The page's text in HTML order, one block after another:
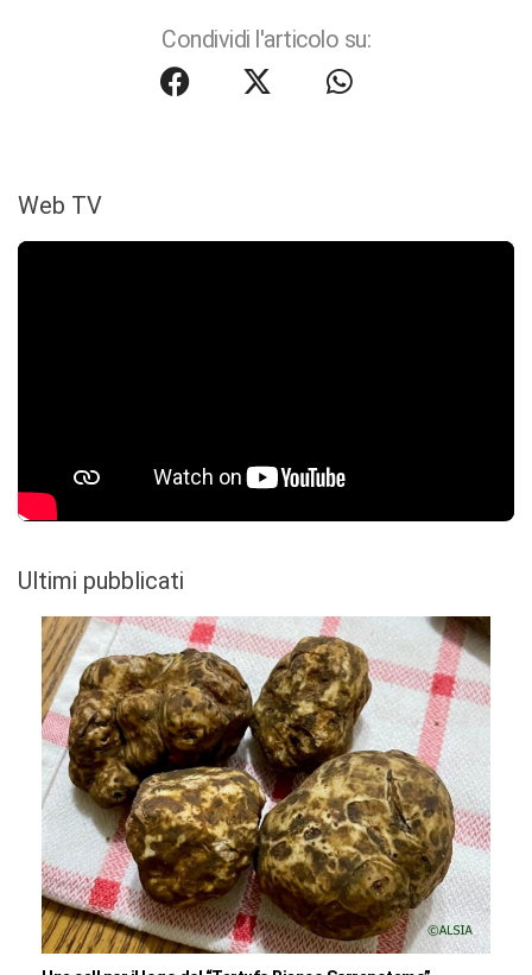
Condividi l'articolo su:
Web TV
Ultimi pubblicati